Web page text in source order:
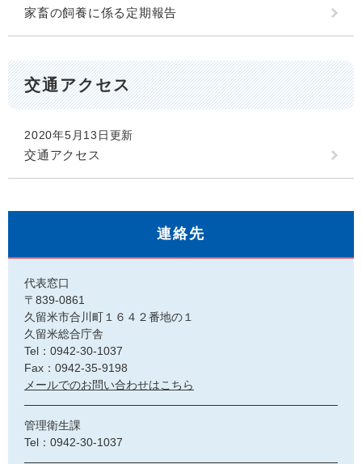
家畜の飼養に係る定期報告
交通アクセス
2020年5月13日更新
交通アクセス
連絡先
代表窓口
〒839-0861
久留米市合川町１６４２番地の１
久留米総合庁舎
Tel：0942-30-1037
Fax：0942-35-9198
メールでのお問い合わせはこちら
管理衛生課
Tel：0942-30-1037